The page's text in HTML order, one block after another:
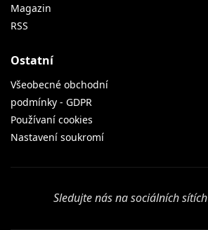
Magazin
RSS
Ostatní
Všeobecné obchodní
podmínky - GDPR
Používaní cookies
Nastavení soukromí
Sledujte nás na sociálních sítích